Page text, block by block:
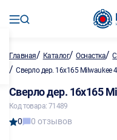
Главная/ Каталог/Оснастка/
/ Сверло дер. 16х165 Milwaukee
Сверло дер. 16х165
Код товара: 71489
0 0 отзывов